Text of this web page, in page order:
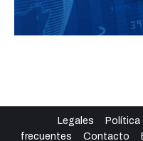
Legales Política
frecuentes
Contacto